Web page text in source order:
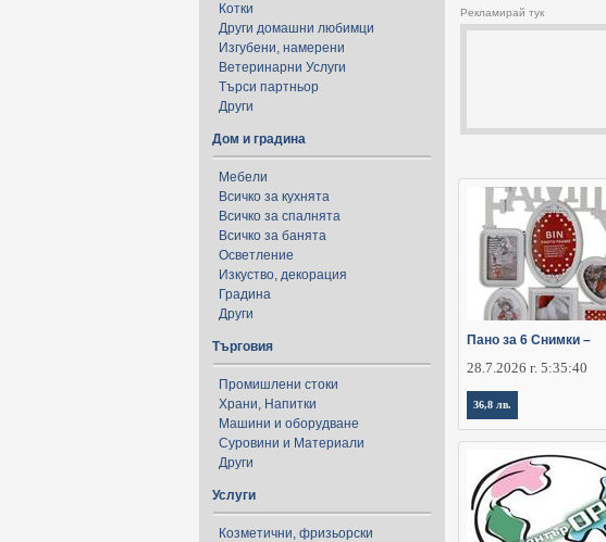
Котки
Други домашни любимци
Изгубени, намерени
Ветеринарни Услуги
Търси партньор
Други
Дом и градина
Мебели
Всичко за кухнята
Всичко за спалнята
Всичко за банята
Осветление
Изкуство, декорация
Градина
Други
Търговия
Промишлени стоки
Храни, Напитки
Машини и оборудване
Суровини и Материали
Други
Услуги
Козметични, фризьорски
Рекламирай тук
Пано за 6 Снимки –
28.7.2026 г. 5:35:40
36,8 лв.